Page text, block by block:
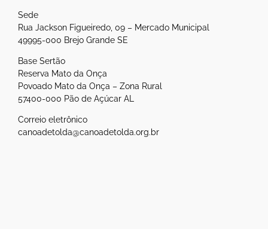
Sede
Rua Jackson Figueiredo, 09 – Mercado Municipal
49995-000 Brejo Grande SE
Base Sertão
Reserva Mato da Onça
Povoado Mato da Onça – Zona Rural
57400-000 Pão de Açúcar AL
Correio eletrônico
canoadetolda@canoadetolda.org.br